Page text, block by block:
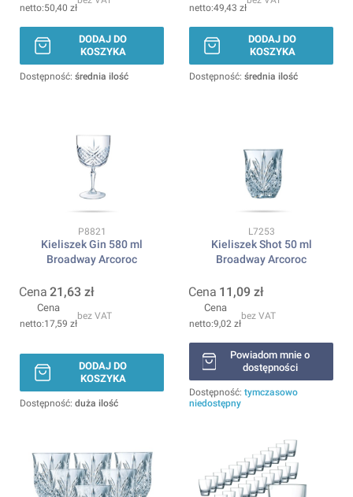
50,40 zł
DODAJ DO
KOSZYKA
Dostępność: średnia ilość
49,43 zł
DODAJ DO
KOSZYKA
Dostępność: średnia ilość
Kod produktu
P8821
Kieliszek Gin 580 ml
Broadway Arcoroc
Cena 21,63 zł
Cena
17,59 zł
bez VAT
DODAJ DO
KOSZYKA
Dostępność: duża ilość
Kod produktu
L7253
Kieliszek Shot 50 ml
Broadway Arcoroc
Cena 11,09 zł
Cena
9,02 zł
bez VAT
Powiadom mnie o
dostępności
Dostępność: tymczasowo
niedostępny